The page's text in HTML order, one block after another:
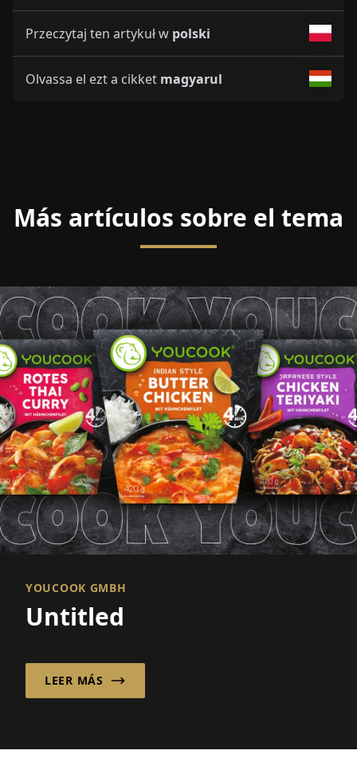
Przeczytaj ten artykuł w polski
Olvassa el ezt a cikket magyarul
Más artículos sobre el tema
YOUCOOK GMBH
Untitled
LEER MÁS